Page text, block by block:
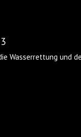
Wasserrettung und